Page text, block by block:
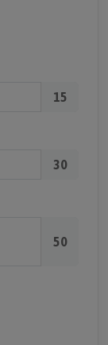
15
30
50